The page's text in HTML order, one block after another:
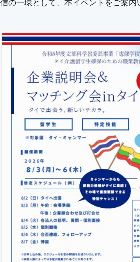
信の一環として、本イベントをご案内